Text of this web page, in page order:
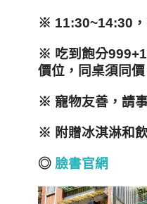
※ 11:30~14:30
※ 吃到飽分
價位，同桌須同
※ 寵物友善，請
※ 附贈冰淇淋和
◎ 臉書官網